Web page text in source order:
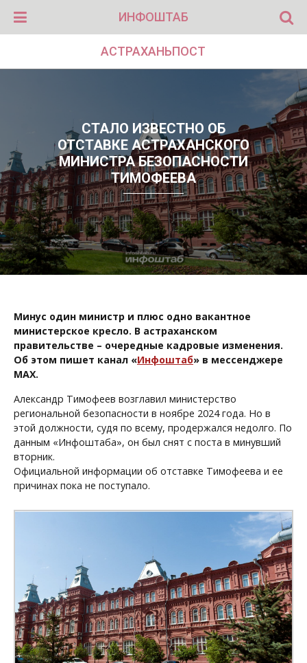
ИНФОШТАБ
АСТРАХАНЬПОСТ
СТАЛО ИЗВЕСТНО ОБ
ОТСТАВКЕ АСТРАХАНСКОГО
МИНИСТРА БЕЗОПАСНОСТИ
ТИМОФЕЕВА
Минус один министр и плюс одно вакантное
министерское кресло. В астраханском
правительстве – очередные кадровые изменения.
Об этом пишет канал «Инфоштаб» в мессенджере
МАХ.
Александр Тимофеев возглавил министерство
региональной безопасности в ноябре 2024 года. Но в
этой должности, судя по всему, продержался недолго. По
данным «Инфоштаба», он был снят с поста в минувший
вторник.
Официальной информации об отставке Тимофеева и ее
причинах пока не поступало.